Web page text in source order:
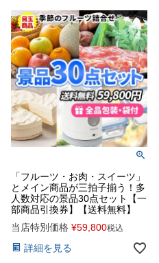
「フルーツ・お肉・スイーツ」
とメイン商品が三拍子揃う！多
人数対応の景品30点セット【一
部商品引換券】【送料無料】
当店特別価格 ¥59,800税込
詳細を見る